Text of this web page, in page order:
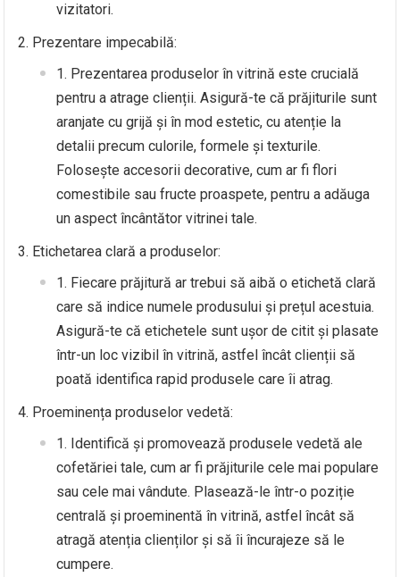
vizitatori.
Prezentare impecabilă:
Prezentarea produselor în vitrină este crucială
pentru a atrage clienții. Asigură-te că prăjiturile sunt
aranjate cu grijă și în mod estetic, cu atenție la
detalii precum culorile, formele și texturile.
Folosește accesorii decorative, cum ar fi flori
comestibile sau fructe proaspete, pentru a adăuga
un aspect încântător vitrinei tale.
Etichetarea clară a produselor:
Fiecare prăjitură ar trebui să aibă o etichetă clară
care să indice numele produsului și prețul acestuia.
Asigură-te că etichetele sunt ușor de citit și plasate
într-un loc vizibil în vitrină, astfel încât clienții să
poată identifica rapid produsele care îi atrag.
Proeminența produselor vedetă:
Identifică și promovează produsele vedetă ale
cofetăriei tale, cum ar fi prăjiturile cele mai populare
sau cele mai vândute. Plasează-le într-o poziție
centrală și proeminentă în vitrină, astfel încât să
atragă atenția clienților și să îi încurajeze să le
cumpere.